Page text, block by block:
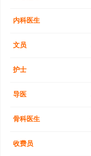
内科医生
文员
护士
导医
骨科医生
收费员